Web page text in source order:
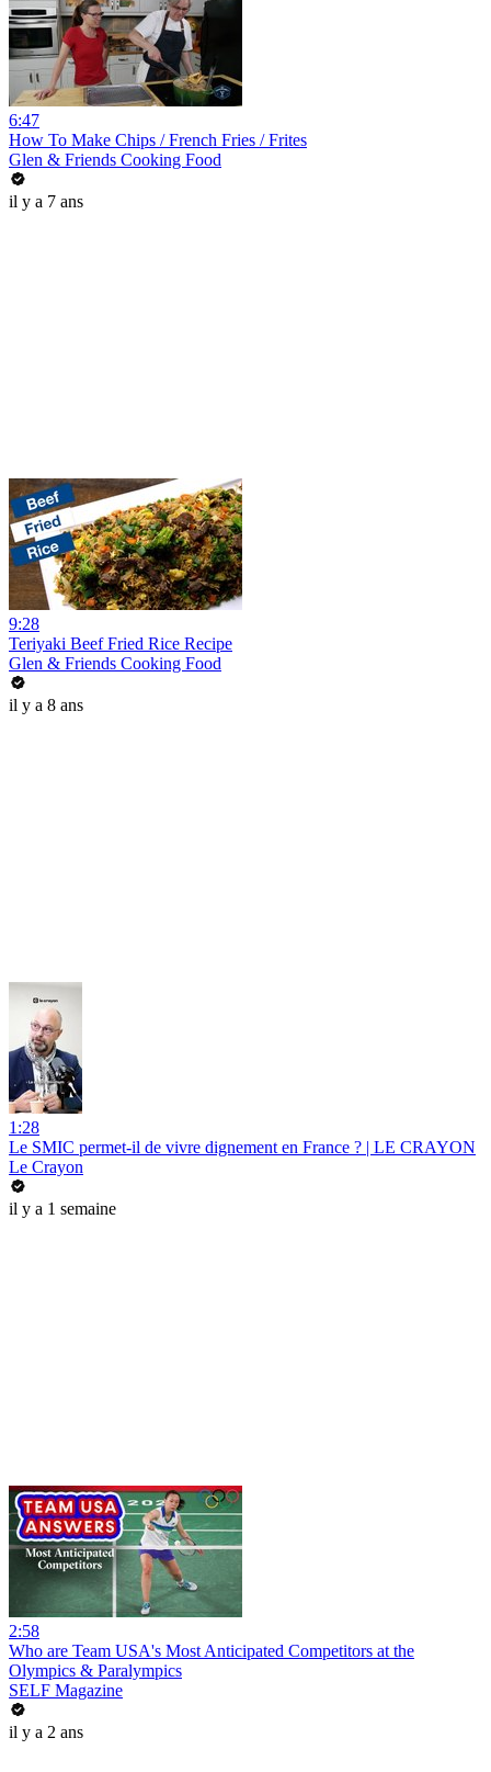
6:47
How To Make Chips / French Fries / Frites
Glen & Friends Cooking Food
il y a 7 ans
9:28
Teriyaki Beef Fried Rice Recipe
Glen & Friends Cooking Food
il y a 8 ans
1:28
Le SMIC permet-il de vivre dignement en France ? | LE CRAYON
Le Crayon
il y a 1 semaine
2:58
Who are Team USA's Most Anticipated Competitors at the
Olympics & Paralympics
SELF Magazine
il y a 2 ans